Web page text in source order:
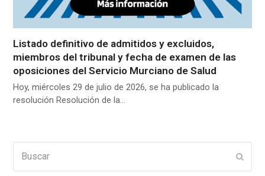
Listado definitivo de admitidos y excluidos,
miembros del tribunal y fecha de examen de las
oposiciones del Servicio Murciano de Salud
Hoy, miércoles 29 de julio de 2026, se ha publicado la
resolución Resolución de la…